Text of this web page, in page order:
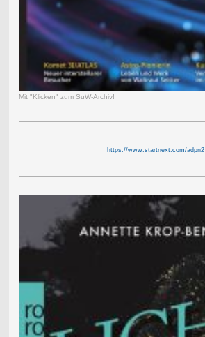
Mit "Klicken" zum SuW-Archiv!
https://www.startnext.com/adpn2